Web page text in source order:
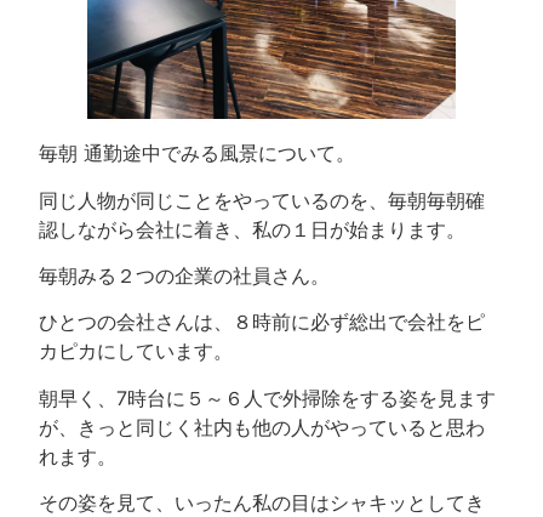
毎朝 通勤途中でみる風景について。
同じ人物が同じことをやっているのを、毎朝毎朝確
認しながら会社に着き、私の１日が始まります。
毎朝みる２つの企業の社員さん。
ひとつの会社さんは、８時前に必ず総出で会社をピ
カピカにしています。
朝早く、7時台に５～６人で外掃除をする姿を見ます
が、きっと同じく社内も他の人がやっていると思わ
れます。
その姿を見て、いったん私の目はシャキッとしてき